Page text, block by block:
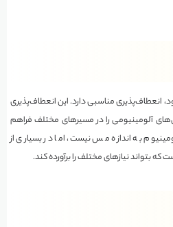
انعطاف‌پذیری مناسبی دارد. این انعطاف‌پذیری
آلومینیومی را در مسیرهای مختلف فراهم
به اندازه مس نیست، اما در بسیاری از
که بتواند نیازهای مختلف را برآورده کند.